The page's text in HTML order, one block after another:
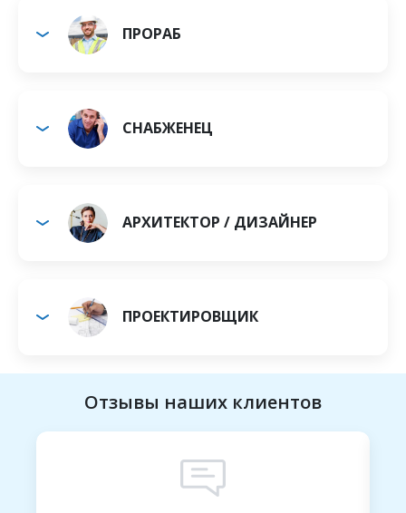
ПРОРАБ
СНАБЖЕНЕЦ
АРХИТЕКТОР / ДИЗАЙНЕР
ПРОЕКТИРОВЩИК
Отзывы наших клиентов